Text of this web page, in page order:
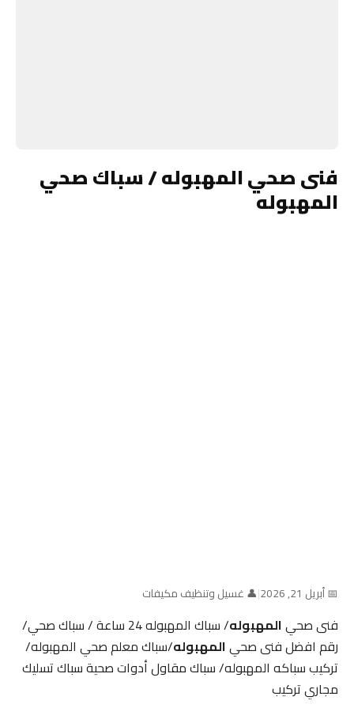
فنى صحي المهبوله / سباك صحي
المهبوله
📅 أبريل 21, 2026 |👤 غسيل وتنظيف مكيفات
فنى صحيالمهبوله
/ سباك المهبوله 24 ساعة / سباك صحي/
رقم افضل فنى صحيالمهبوله/سباك معلم صحي المهبوله/
تركيب سباكه المهبوله/ سباك مقاول أدوات صحية سباك تسليك
مجاري تركيب